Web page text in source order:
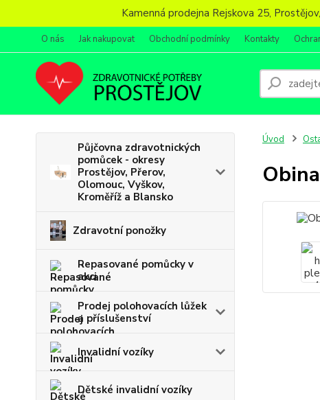
Kamenná prodejna Rejskova 25,
O nás Jak nakupovat Obchodní podmínky Kontakty
Půjčovna zdravotnických
pomůcek - okresy
Prostějov, Přerov,
Olomouc, Vyškov,
Kroměříž a Blansko
Zdravotní ponožky
Repasované pomůcky v
akci
Prodej polohovacích lůžek
a příslušenství
Invalidní vozíky
Dětské invalidní vozíky
Úvod